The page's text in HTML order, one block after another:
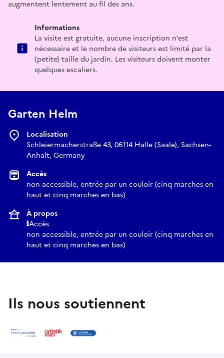
augmentent lentement au fil des ans.
Informations
La visite est gratuite, aucune inscription n’est
nécessaire et le nombre de visiteurs est limité par la
(petite) taille du jardin. Les visiteurs doivent monter
quelques escaliers.
Garten Helm
Localisation
Schleiermacherstraße 43, 06114 Halle (Saale), Sachsen-
Anhalt, Germany
Accès
non accessible, entrée par un couloir (cinq marches en
haut et cinq marches en bas)
À propos
Accès
non accessible, entrée par un couloir (cinq marches en
haut et cinq marches en bas)
Ils nous soutiennent